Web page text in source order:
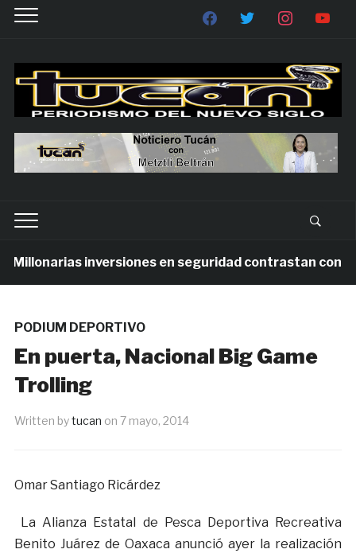
inversiones en seguridad contrastan con la
PODIUM DEPORTIVO
En puerta, Nacional Big Game
Trolling
Written bytucan on 7 mayo, 2014
Omar Santiago Ricárdez
La Alianza Estatal de Pesca Deportiva Recreativa
Benito Juárez de Oaxaca anunció ayer la realización